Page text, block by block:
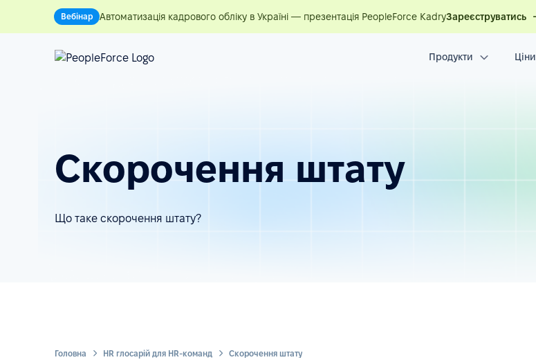
Вебінар Автоматизація кадрового обліку в Україні — презентація PeopleForce KadryЗареєструватись
Продукти Ціни
Скорочення штату
Що таке скорочення штату?
Головна HR глосарій для HR-команд Скорочення штату